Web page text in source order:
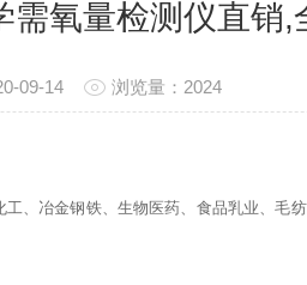
氧量检测仪直销,
09-14 浏览量：2024
、冶金钢铁、生物医药、食品乳业、毛